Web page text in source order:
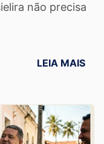
não precisa
LEIA MAIS